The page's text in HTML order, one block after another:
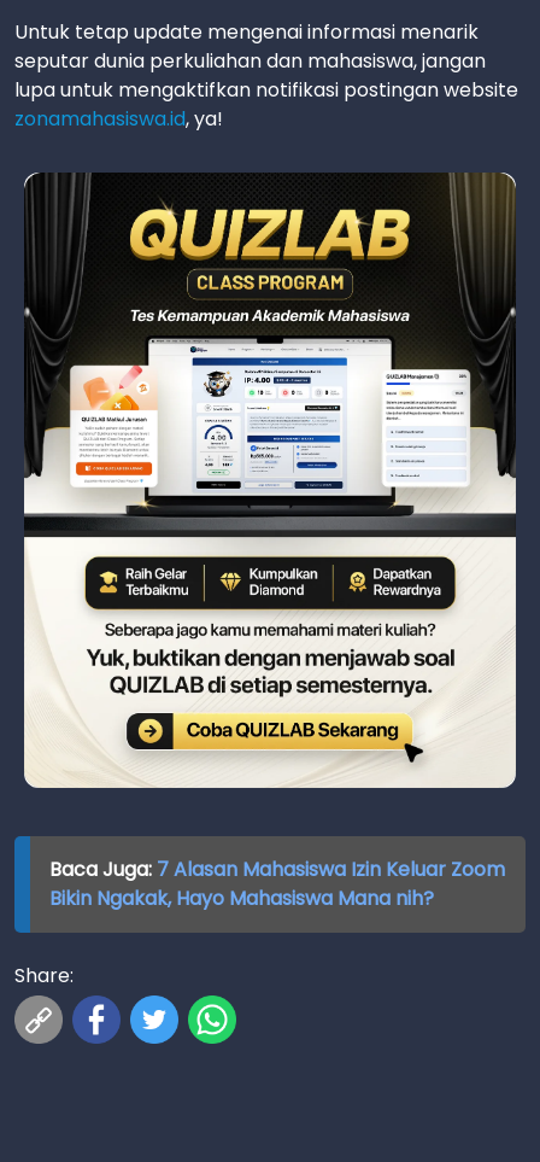
Untuk tetap update mengenai informasi menarik
seputar dunia perkuliahan dan mahasiswa, jangan
lupa untuk mengaktifkan notifikasi postingan website
zonamahasiswa.id, ya!
Baca Juga: 7 Alasan Mahasiswa Izin Keluar Zoom
Bikin Ngakak, Hayo Mahasiswa Mana nih?
Share: